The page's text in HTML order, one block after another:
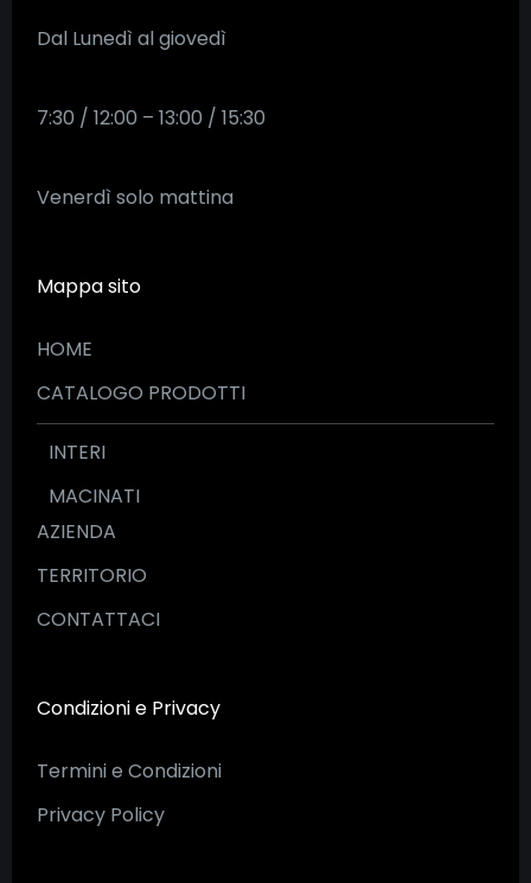
Dal Lunedì al giovedì
7:30 / 12:00 – 13:00 / 15:30
Venerdì solo mattina
Mappa sito
HOME
CATALOGO PRODOTTI
INTERI
MACINATI
AZIENDA
TERRITORIO
CONTATTACI
Condizioni e Privacy
Termini e Condizioni
Privacy Policy